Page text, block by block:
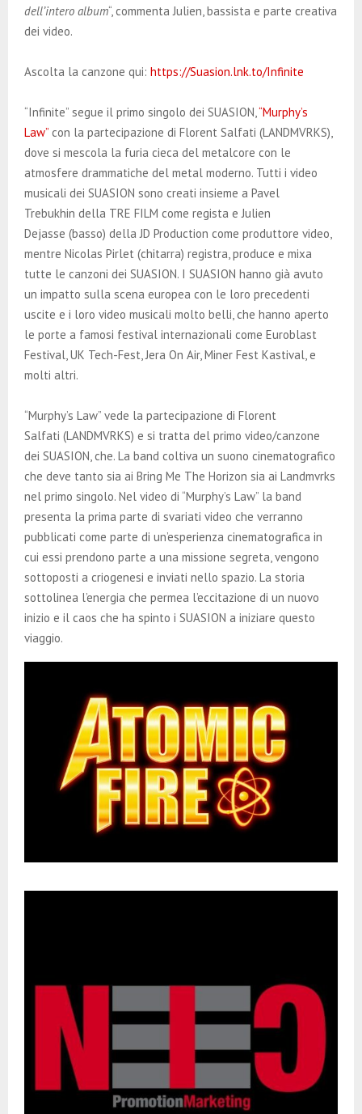
dell’intero album“, commenta Julien, bassista e parte creativa
dei video.
Ascolta la canzone qui: https://Suasion.lnk.to/Infinite
“Infinite” segue il primo singolo dei SUASION,“Murphy’s
Law” con la partecipazione di Florent Salfati (LANDMVRKS),
dove si mescola la furia cieca del metalcore con le
atmosfere drammatiche del metal moderno. Tutti i video
musicali dei SUASION sono creati insieme a Pavel
Trebukhin della TRE FILM come regista e Julien
Dejasse (basso) della JD Production come produttore video,
mentre Nicolas Pirlet (chitarra) registra, produce e mixa
tutte le canzoni dei SUASION. I SUASION hanno già avuto
un impatto sulla scena europea con le loro precedenti
uscite e i loro video musicali molto belli, che hanno aperto
le porte a famosi festival internazionali come Euroblast
Festival, UK Tech-Fest, Jera On Air, Miner Fest Kastival, e
molti altri.
“Murphy’s Law” vede la partecipazione di Florent
Salfati (LANDMVRKS) e si tratta del primo video/canzone
dei SUASION, che. La band coltiva un suono cinematografico
che deve tanto sia ai Bring Me The Horizon sia ai Landmvrks
nel primo singolo. Nel video di “Murphy’s Law” la band
presenta la prima parte di svariati video che verranno
pubblicati come parte di un’esperienza cinematografica in
cui essi prendono parte a una missione segreta, vengono
sottoposti a criogenesi e inviati nello spazio. La storia
sottolinea l’energia che permea l’eccitazione di un nuovo
inizio e il caos che ha spinto i SUASION a iniziare questo
viaggio.